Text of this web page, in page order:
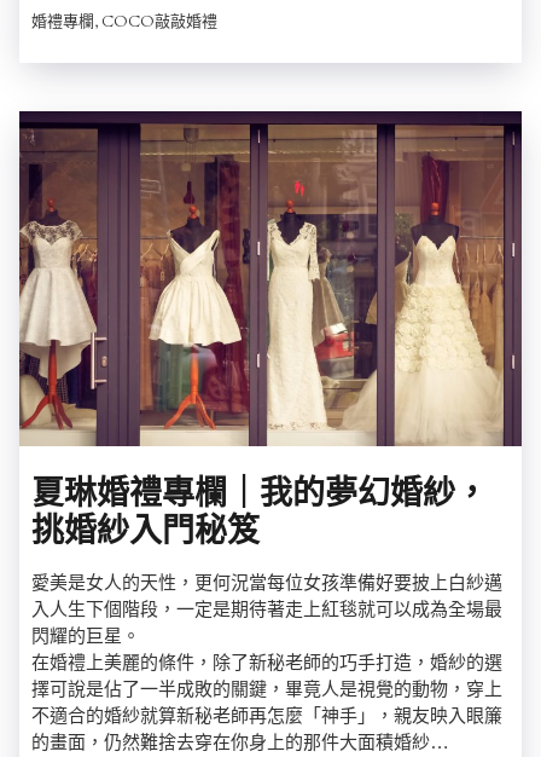
婚禮專欄, COCO敲敲婚禮
夏琳婚禮專欄｜我的夢幻婚紗，
挑婚紗入門秘笈
愛美是女人的天性，更何況當每位女孩準備好要披上白紗邁
入人生下個階段，一定是期待著走上紅毯就可以成為全場最
閃耀的巨星。
在婚禮上美麗的條件，除了新秘老師的巧手打造，婚紗的選
擇可說是佔了一半成敗的關鍵，畢竟人是視覺的動物，穿上
不適合的婚紗就算新秘老師再怎麼「神手」，親友映入眼簾
的畫面，仍然難捨去穿在你身上的那件大面積婚紗…